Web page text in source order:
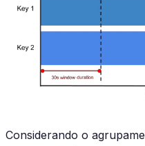
Considerando o